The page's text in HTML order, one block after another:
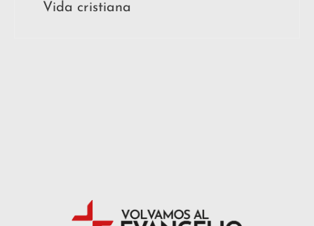
Vida cristiana